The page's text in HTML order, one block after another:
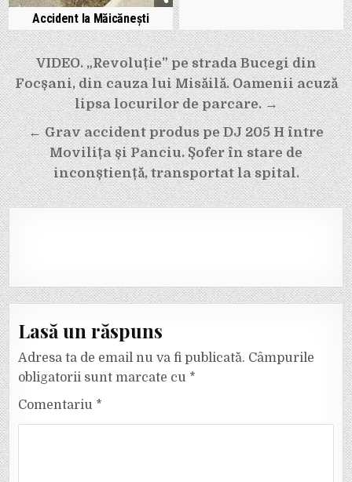
Accident la Măicănești
Navigare
în
articole
VIDEO. „Revoluție” pe strada Bucegi din
Focșani, din cauza lui Misăilă. Oamenii acuză
lipsa locurilor de parcare. →
← Grav accident produs pe DJ 205 H între
Movilița și Panciu. Șofer în stare de
inconștiență, transportat la spital.
Lasă un răspuns
Adresa ta de email nu va fi publicată. Câmpurile
obligatorii sunt marcate cu *
Comentariu *